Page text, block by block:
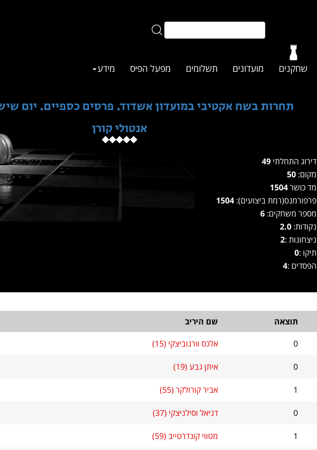
שחקנים מועדונים תשלומים מפעל הפיס מידע
תחרות בשח אקטיבי במועדון אשדוד. פרסים כספיים. יום שישי 3/04/
אנטולי קורן
דירוג התחלתי 49
מקום: 50
מד כושר1504
פרפורמנס(רמת ביצועים): 1504
מספר משחקים: 6
נקודות:2.0
ניצחונות :2
תיקו :0
הפסדים :4
תוצאה שם היריב
0 אלכס וורנוביצקי (15)
0 איתן גבע (19)
1 אביר קורולקר (55)
0 דניאל וסילניצקי (37)
1 מטווי קונדרטייב (59)